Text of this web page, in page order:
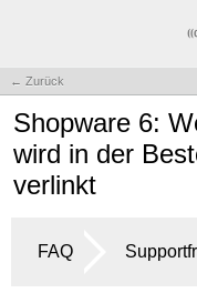
← Zurück
Shopware 6:
wird in der
verlinkt
FAQ